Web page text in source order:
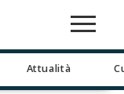
Attualità